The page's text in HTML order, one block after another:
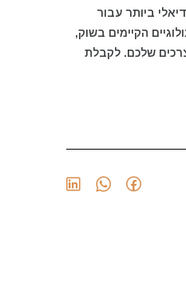
ביותר עבור
הקיימים בשוק,
שלכם. לקבלת